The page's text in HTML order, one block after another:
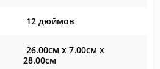
12 дюймов
26.00см x 7.00см x
28.00см